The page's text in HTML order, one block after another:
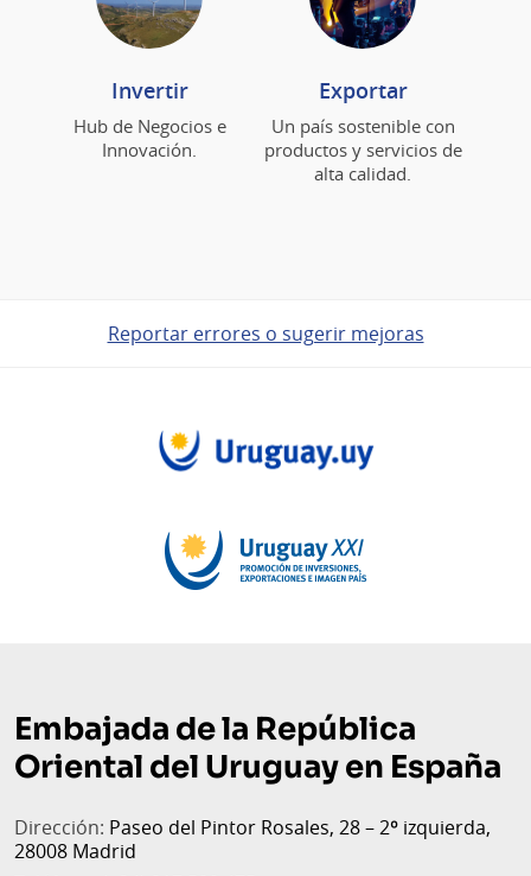
Invertir
Hub de Negocios e
Innovación.
Exportar
Un país sostenible con
productos y servicios de
alta calidad.
Reportar errores o sugerir mejoras
Embajada de la República
Oriental del Uruguay en España
Dirección: Paseo del Pintor Rosales, 28 – 2º izquierda,
28008 Madrid